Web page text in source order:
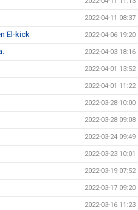
2022-04-11 08:37
El-kick 2022-04-06 19:20
2022-04-03 18:16
2022-04-01 13:52
2022-04-01 11:22
2022-03-28 10:00
2022-03-28 09:08
2022-03-24 09:49
2022-03-23 10:01
2022-03-19 07:52
2022-03-17 09:20
2022-03-16 11:23